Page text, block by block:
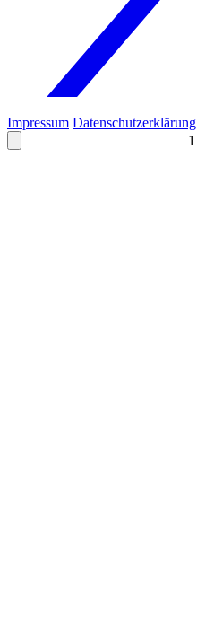
1
Impressum Datenschutzerklärung